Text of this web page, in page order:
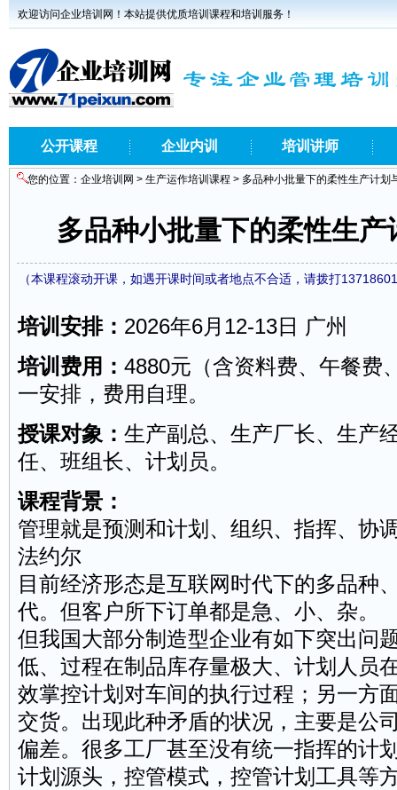
欢迎访问企业培训网！本站提供优质培训课程和培训服务！
公开课程 企业内训 培训讲师
您的位置： 企业培训网 > 生产运作培训课程 > 多品种小批量下的柔性生产计划
多品种小批量下的柔性生产
（本课程滚动开课，如遇开课时间或者地点不合适，请拨打
培训安排： 2026年6月12-13日 广州
培训费用： 4880元（含资料费、午餐费
一安排，费用自理。
授课对象： 生产副总、生产厂长、生产
任、 班组长、计划员。
课程背景：
管理就是预测和计划、组织、指挥、
法约尔
目前经济形态是互联网时代下的多品种
代。但客户所下订单都是急、小、杂。
但我国大部分制造型企业有如下突出问
低、过程在制品库存量极大、计划人员
效掌控计划对车间的执行过程；另一方
交货。出现此种矛盾的状况，主要是公
偏差。很多工厂甚至没有统一指挥的计
计划源头，控管模式，控管计划工具等